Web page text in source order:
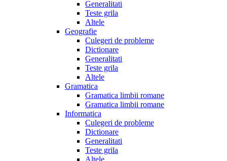
Generalitati
Teste grila
Altele
Geografie
Culegeri de probleme
Dictionare
Generalitati
Teste grila
Altele
Gramatica
Gramatica limbii romane
Gramatica limbii romane
Informatica
Culegeri de probleme
Dictionare
Generalitati
Teste grila